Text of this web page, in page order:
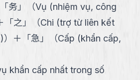
「务 」 （Vụ (nhiệm vụ, công
「之 」 （Chi (trợ từ liên kết
） ＋ 「急 」 （Cấp (khẩn cấp,
khẩn cấp nhất trong số